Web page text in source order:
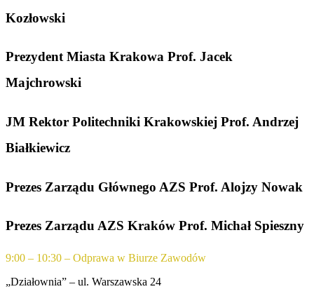
Kozłowski
Prezydent Miasta Krakowa Prof. Jacek
Majchrowski
JM Rektor Politechniki Krakowskiej Prof. Andrzej
Białkiewicz
Prezes Zarządu Głównego AZS Prof. Alojzy Nowak
Prezes Zarządu AZS Kraków Prof. Michał Spieszny
9:00 – 10:30 – Odprawa w Biurze Zawodów
„Działownia” – ul. Warszawska 24